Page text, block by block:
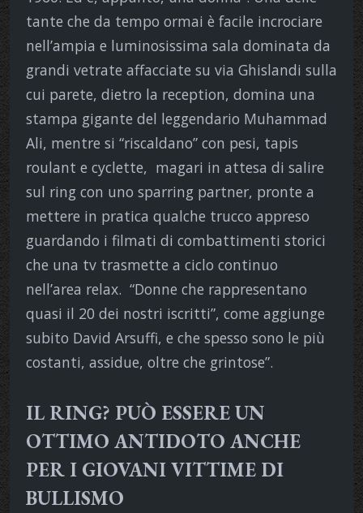
tante che da tempo ormai è facile incrociare
nell’ampia e luminosissima sala dominata da
grandi vetrate affacciate su via Ghislandi sulla
cui parete, dietro la reception, domina una
stampa gigante del leggendario Muhammad
Ali, mentre si “riscaldano” con pesi, tapis
roulant e cyclette, magari in attesa di salire
sul ring con uno sparring partner, pronte a
mettere in pratica qualche trucco appreso
guardando i filmati di combattimenti storici
che una tv trasmette a ciclo continuo
nell’area relax. “Donne che rappresentano
quasi il 20 dei nostri iscritti”, come aggiunge
subito David Arsuffi, e che spesso sono le più
costanti, assidue, oltre che grintose”.
IL RING? PUÒ ESSERE UN
OTTIMO ANTIDOTO ANCHE
PER I GIOVANI VITTIME DI
BULLISMO